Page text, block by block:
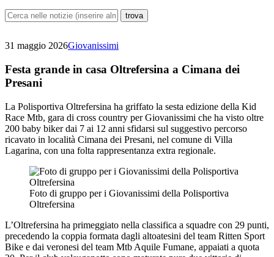
31 maggio 2026Giovanissimi
Festa grande in casa Oltrefersina a Cimana dei
Presani
La Polisportiva Oltrefersina ha griffato la sesta edizione della Kid
Race Mtb, gara di cross country per Giovanissimi che ha visto oltre
200 baby biker dai 7 ai 12 anni sfidarsi sul suggestivo percorso
ricavato in località Cimana dei Presani, nel comune di Villa
Lagarina, con una folta rappresentanza extra regionale.
Foto di gruppo per i Giovanissimi della Polisportiva
Oltrefersina
L’Oltrefersina ha primeggiato nella classifica a squadre con 29 punti,
precedendo la coppia formata dagli altoatesini del team Ritten Sport
Bike e dai veronesi del team Mtb Aquile Fumane, appaiati a quota